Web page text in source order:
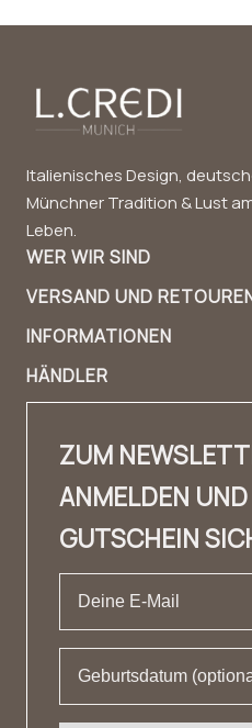
Italienisches Design,
Münchner Tradition & Lust
Leben.
WER WIR SIND
Über uns
Produktpflege
Handbag Guide
Lookbook
Erfahrungsberichte
VERSAND UND
Versandinformation
Retouren
INFORMATIONEN
FAQ
✨ Karriere ✨
Impressum
Datenschutz
HÄNDLER
Händler Kontakt
Fashion Cloud
Private Label
ZUM
ANMELDEN
GUTSCHEIN